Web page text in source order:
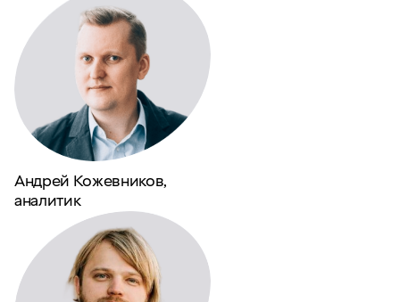
Андрей Кожевников,
аналитик